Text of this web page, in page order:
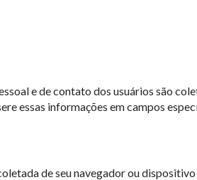
e de contato dos usuários são
essas informações em campos
de seu navegador ou